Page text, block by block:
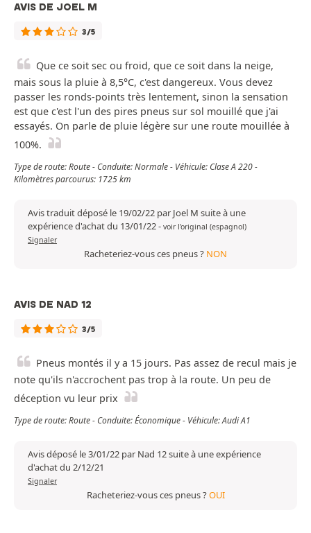
AVIS DE JOEL M
3/5
Que ce soit sec ou froid, que ce soit dans la neige,
mais sous la pluie à 8,5°C, c'est dangereux. Vous devez
passer les ronds-points très lentement, sinon la sensation
est que c'est l'un des pires pneus sur sol mouillé que j'ai
essayés. On parle de pluie légère sur une route mouillée à
100%.
Type de route: Route - Conduite: Normale - Véhicule: Clase A 220 -
Kilomètres parcourus: 1725 km
Avis traduit déposé le 19/02/22 par Joel M suite à une
expérience d'achat du 13/01/22- voir l'original (espagnol)
Signaler
Racheteriez-vous ces pneus ? NON
AVIS DE NAD 12
3/5
Pneus montés il y a 15 jours. Pas assez de recul mais je
note qu'ils n'accrochent pas trop à la route. Un peu de
déception vu leur prix
Type de route: Route - Conduite: Économique - Véhicule: Audi A1
Avis déposé le 3/01/22 par Nad 12 suite à une expérience
d'achat du 2/12/21
Signaler
Racheteriez-vous ces pneus ?OUI